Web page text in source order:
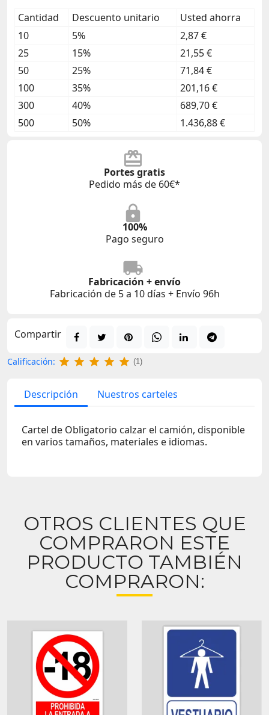
Cantidad
Descuento unitario
Usted ahorra
10
5%
2,87 €
25
15%
21,55 €
50
25%
71,84 €
100
35%
201,16 €
300
40%
689,70 €
500
50% 1.436,88 €
Portes gratis
Pedido más de 60€*
100%
Pago seguro
Fabricación + envío
Fabricación de 5 a 10 días + Envío 96h
Compartir
Calificación: (1)
Descripción Nuestros carteles
Cartel de Obligatorio calzar el camión, disponible
en varios tamaños, materiales e idiomas.
OTROS CLIENTES QUE
COMPRARON ESTE
PRODUCTO TAMBIÉN
COMPRARON: